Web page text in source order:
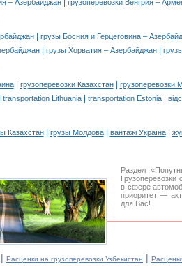
– Азербайджан| грузоперевозки Венгрия –
|
грузы Босния и Герцеговина –
| грузы Хорватия – Азербайджан|
| грузоперевозки Казахстан|
грузоперевозки
transportation Lithuania| transportation Estonia|
Казахстан| грузы Молдова| вантажі Україна|
Раздел
в сфере
приоритет —
для Вас!
| Расценки на грузоперевозки Узбекистан |